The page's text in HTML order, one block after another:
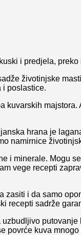
i predjela,
životinjske
i poslastice.
hrana je
namirnice
i minerale. Mogu
vege recepti
i da samo
recepti sadrže
povrće kuva